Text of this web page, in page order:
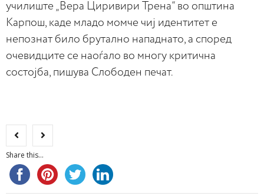
училиште „Вера Циривири Трена“ во општина
Карпош, каде младо момче чиј идентитет е
непознат било брутално нападнато, а според
очевидците се наоѓало во многу критична
состојба, пишува Слободен печат.
Share this...